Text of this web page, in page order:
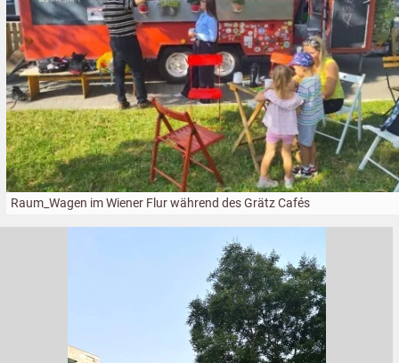
Raum_Wagen im Wiener Flur während des Grätz Cafés